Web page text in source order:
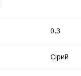
0.3
Сірий